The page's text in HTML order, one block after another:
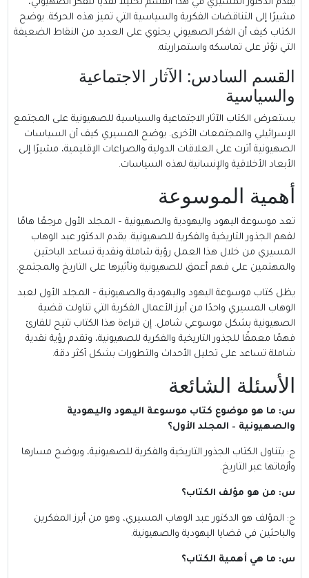
يقدم الدكتور المسيري في هذا القسم تحليلاً نقديًا للفكر الصهيوني،
مشيرًا إلى التناقضات الفكرية والسياسية التي تميز هذه الحركة. يوضح
الكتاب كيف أن الفكر الصهيوني يحتوي على العديد من النقاط الضعيفة
التي تؤثر على تماسكه واستمراريته.
القسم السادس: الآثار الاجتماعية
والسياسية
يستعرض الكتاب الآثار الاجتماعية والسياسية للصهيونية على المجتمع
الإسرائيلي والمجتمعات الأخرى. يوضح المسيري كيف أن السياسات
الصهيونية أثرت على العلاقات الدولية والصراعات الإقليمية، مشيرًا إلى
الأبعاد الأخلاقية والإنسانية لهذه السياسات.
أهمية الموسوعة
تعد موسوعة اليهود واليهودية والصهيونية – المجلد الأول مرجعًا هامًا
لفهم الجذور التاريخية والفكرية للصهيونية. يقدم الدكتور عبد الوهاب
المسيري من خلال هذا العمل رؤية شاملة ونقدية تساعد الباحثين
والمهتمين على فهم أعمق للصهيونية وتأثيرها على التاريخ والمجتمع.
يظل كتاب موسوعة اليهود واليهودية والصهيونية – المجلد الأول لعبد
الوهاب المسيري واحدًا من أبرز الأعمال الفكرية التي تناولت قضية
الصهيونية بشكل موسوعي شامل. إن قراءة هذا الكتاب تتيح للقارئ
فهمًا معمقًا للجذور التاريخية والفكرية للصهيونية، وتقدم رؤية نقدية
شاملة تساعد على تحليل الأحداث والتطورات بشكل أكثر دقة.
الأسئلة الشائعة
س: ما هو موضوع كتاب موسوعة اليهود واليهودية
والصهيونية – المجلد الأول؟
ج: يتناول الكتاب الجذور التاريخية والفكرية للصهيونية، ويوضح مسارها
وأزماتها عبر التاريخ.
س: من هو مؤلف الكتاب؟
ج: المؤلف هو الدكتور عبد الوهاب المسيري، وهو من أبرز المفكرين
والباحثين في قضايا اليهودية والصهيونية.
س: ما هي أهمية الكتاب؟